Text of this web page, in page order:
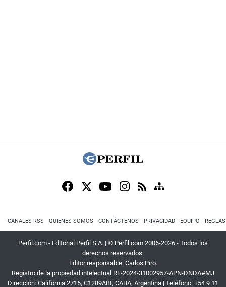
CANALES RSS QUIENES SOMOS CONTÁCTENOS PRIVACIDAD EQUIPO
Perfil.com - Editorial Perfil S.A. | © Perfil.com 2006-2026 - Todos los
derechos reservados.
Editor responsable: Carlos Piro.
Registro de la propiedad intelectual RL-2024-31002957-APN-DNDA#MJ
Dirección: California 2715, C1289ABI, CABA, Argentina | Teléfono: +54 9 11